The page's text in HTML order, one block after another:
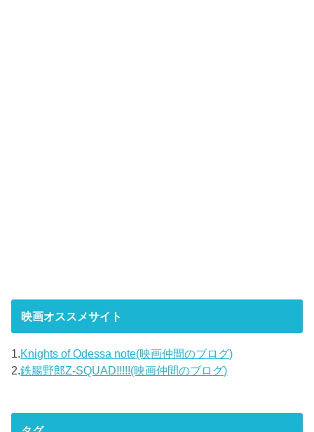
映画オススメサイト
1.Knights of Odessa note(映画仲間のブログ)
2.鉄腸野郎Z-SQUAD!!!!!(映画仲間のブログ)